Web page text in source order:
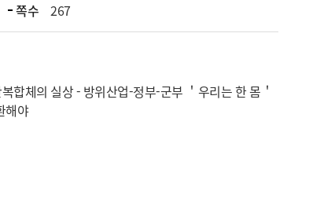
쪽수 267
합체의 실상 - 방위산업-정부-군부 ＇우리는 한 몸＇
해야